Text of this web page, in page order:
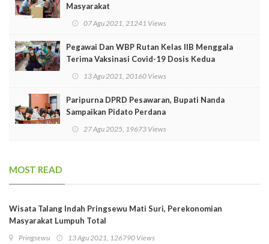
Masyarakat
07 Agu 2021, 21241 Views
Pegawai Dan WBP Rutan Kelas IIB Menggala
Terima Vaksinasi Covid-19 Dosis Kedua
13 Agu 2021, 20160 Views
Paripurna DPRD Pesawaran, Bupati Nanda
Sampaikan Pidato Perdana
27 Agu 2025, 19673 Views
MOST READ
Wisata Talang Indah Pringsewu Mati Suri, Perekonomian
Masyarakat Lumpuh Total
Pringsewu 13 Agu 2021, 126790 Views